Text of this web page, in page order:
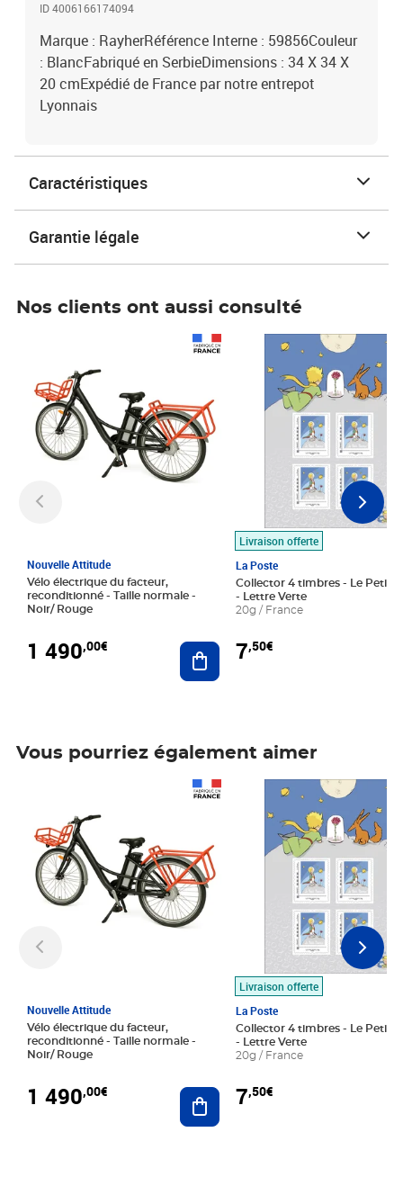
ID 4006166174094
Marque : RayherRéférence Interne : 59856Couleur
: BlancFabriqué en SerbieDimensions : 34 X 34 X
20 cmExpédié de France par notre entrepot
Lyonnais
Caractéristiques
Garantie légale
Nos clients ont aussi consulté
Nouvelle Attitude
Vélo électrique du facteur,
reconditionné - Taille normale -
Noir/ Rouge
1 490,00€ Ajouter au panier
Livraison offerte
La Poste
Collector 4 timbres - Le Petit
- Lettre Verte
20g / France
7,50€
Prix 7,50€
Vous pourriez également aimer
Nouvelle Attitude
Vélo électrique du facteur,
reconditionné - Taille normale -
Noir/ Rouge
1 490,00€ Ajouter au panier
Livraison offerte
La Poste
Collector 4 timbres - Le Petit
- Lettre Verte
20g / France
7,50€
Prix 7,50€